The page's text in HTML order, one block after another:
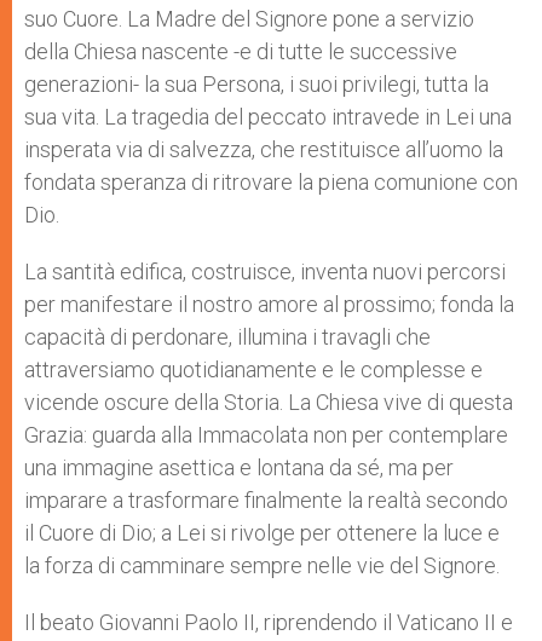
suo Cuore. La Madre del Signore pone a servizio
della Chiesa nascente -e di tutte le successive
generazioni- la sua Persona, i suoi privilegi, tutta la
sua vita. La tragedia del peccato intravede in Lei una
insperata via di salvezza, che restituisce all’uomo la
fondata speranza di ritrovare la piena comunione con
Dio.
La santità edifica, costruisce, inventa nuovi percorsi
per manifestare il nostro amore al prossimo; fonda la
capacità di perdonare, illumina i travagli che
attraversiamo quotidianamente e le complesse e
vicende oscure della Storia. La Chiesa vive di questa
Grazia: guarda alla Immacolata non per contemplare
una immagine asettica e lontana da sé, ma per
imparare a trasformare finalmente la realtà secondo
il Cuore di Dio; a Lei si rivolge per ottenere la luce e
la forza di camminare sempre nelle vie del Signore.
Il beato Giovanni Paolo II, riprendendo il Vaticano II e